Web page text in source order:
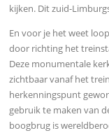
kijken. Dit zuid-
En voor je het weet
door richting het
Deze monumentale
zichtbaar vanaf het
herkenningspunt
gebruik te maken van
boogbrug is